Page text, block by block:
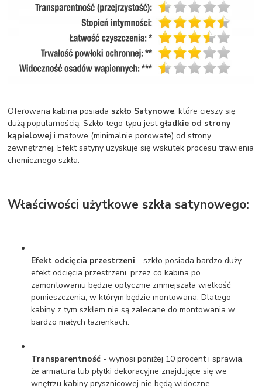
Oferowana kabina posiada szkło Satynowe, które cieszy się
dużą popularnością. Szkło tego typu jest gładkie od strony
kąpielowej i matowe (minimalnie porowate) od strony
zewnętrznej. Efekt satyny uzyskuje się wskutek procesu trawienia
chemicznego szkła.
Właściwości użytkowe szkła satynowego:
Efekt odcięcia przestrzeni - szkło posiada bardzo duży
efekt odcięcia przestrzeni, przez co kabina po
zamontowaniu będzie optycznie zmniejszała wielkość
pomieszczenia, w którym będzie montowana. Dlatego
kabiny z tym szkłem nie są zalecane do montowania w
bardzo małych łazienkach.
Transparentność - wynosi poniżej 10 procent i sprawia,
że armatura lub płytki dekoracyjne znajdujące się we
wnętrzu kabiny prysznicowej nie będą widoczne.